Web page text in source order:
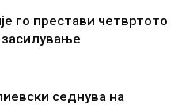
го престави четвртото
седнува на